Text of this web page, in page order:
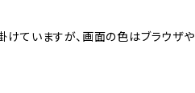
ていますが、画面の色はブラウザや